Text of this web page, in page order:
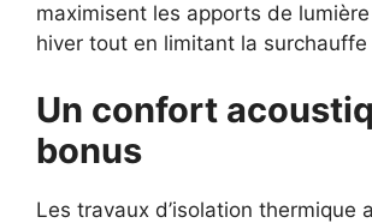
maximisent les apports de
hiver tout en limitant la surchauffe
Un confort
bonus
Les travaux d’isolation thermique